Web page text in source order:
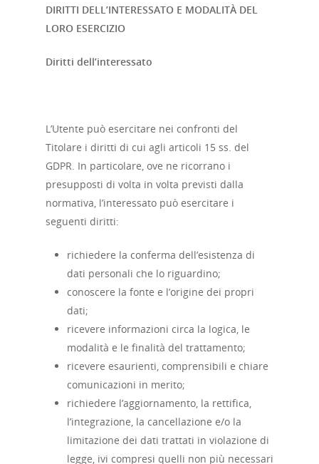
DIRITTI DELL’INTERESSATO E MODALITÀ DEL
LORO ESERCIZIO
Diritti dell’interessato
L’Utente può esercitare nei confronti del
Titolare i diritti di cui agli articoli 15 ss. del
GDPR. In particolare, ove ne ricorrano i
presupposti di volta in volta previsti dalla
normativa, l’interessato può esercitare i
seguenti diritti:
richiedere la conferma dell’esistenza di
dati personali che lo riguardino;
conoscere la fonte e l’origine dei propri
dati;
ricevere informazioni circa la logica, le
modalità e le finalità del trattamento;
ricevere esaurienti, comprensibili e chiare
comunicazioni in merito;
richiedere l’aggiornamento, la rettifica,
l’integrazione, la cancellazione e/o la
limitazione dei dati trattati in violazione di
legge, ivi compresi quelli non più necessari